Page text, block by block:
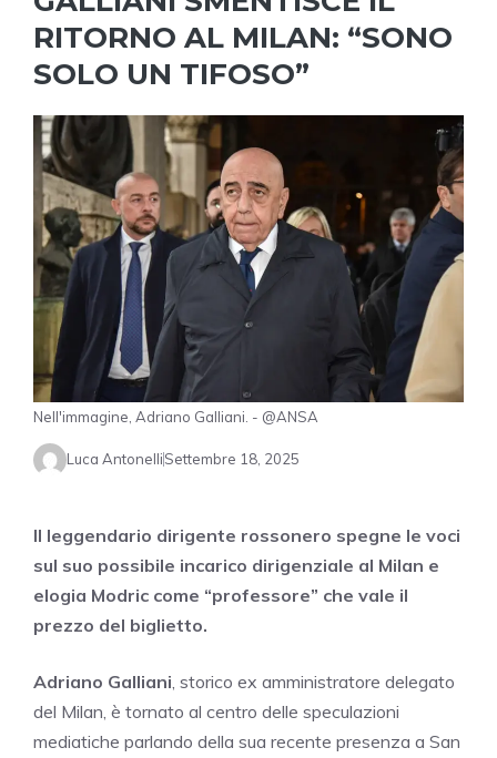
RITORNO AL MILAN: “SONO
SOLO UN TIFOSO”
Nell'immagine, Adriano Galliani. - @ANSA
Luca AntonelliSettembre 18, 2025
Il leggendario dirigente rossonero spegne le voci
sul suo possibile incarico dirigenziale al Milan e
elogia Modric come “professore” che vale il
prezzo del biglietto.
Adriano Galliani , storico ex amministratore delegato
del Milan, è tornato al centro delle speculazioni
mediatiche parlando della sua recente presenza a San